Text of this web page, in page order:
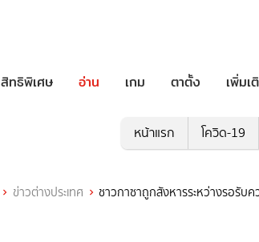
สิทธิพิเศษ อ่าน เกม ตาตั้ง เพิ่มเ
หน้าแรก โควิด-19
ข่าวต่างประเทศ ชาวกาซาถูกสังหารระหว่างรอรั